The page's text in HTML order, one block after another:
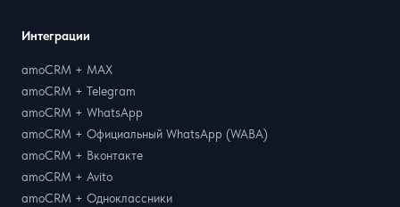
Интеграции
amoCRM + MAX
amoCRM + Telegram
amoCRM + WhatsApp
amoCRM + Официальный WhatsApp (WABA)
amoCRM + Вконтакте
amoCRM + Avito
amoCRM + Одноклассники